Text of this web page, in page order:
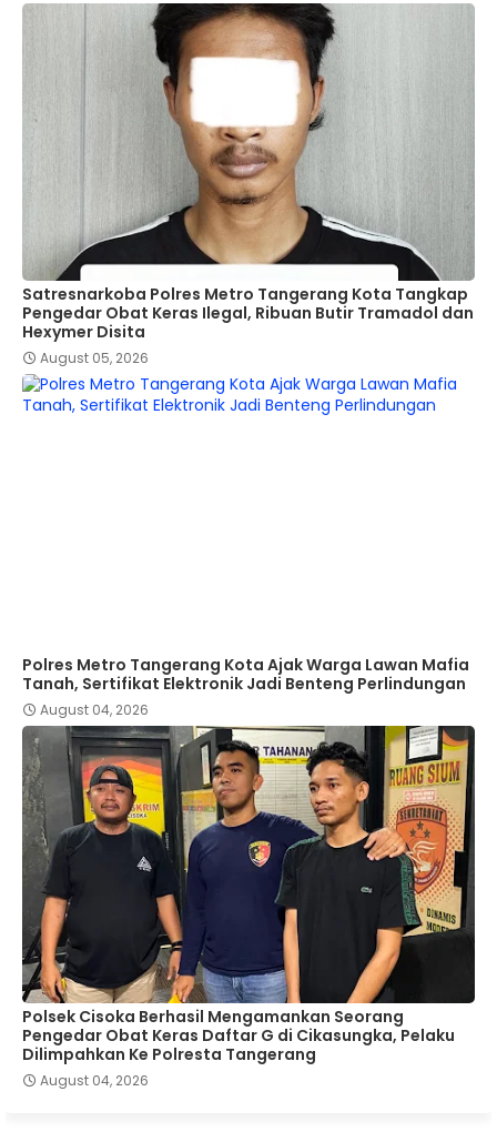
Satresnarkoba Polres Metro Tangerang Kota Tangkap
Pengedar Obat Keras Ilegal, Ribuan Butir Tramadol dan
Hexymer Disita
August 05, 2026
Polres Metro Tangerang Kota Ajak Warga Lawan Mafia
Tanah, Sertifikat Elektronik Jadi Benteng Perlindungan
August 04, 2026
Polsek Cisoka Berhasil Mengamankan Seorang
Pengedar Obat Keras Daftar G di Cikasungka, Pelaku
Dilimpahkan Ke Polresta Tangerang
August 04, 2026